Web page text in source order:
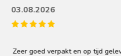
03.08.2026
Zeer goed verpakt en op tijd geleverd!